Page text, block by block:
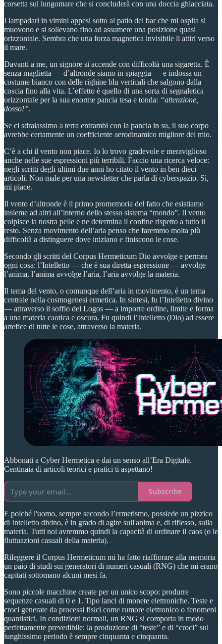
corsetta sul lungomare che si concluderà con una doccia ghiacciata.
I lampadari in vimini appesi sotto al patio del bar che mi ospita si
muovono e si sollevano fino ad assumere una posizione quasi
orizzontale. Sembra che una forza magnetica invisibile li attiri verso
il mare.
Davanti a me, un signore si accende con difficoltà una sigaretta. È
senza maglietta — d’altronde siamo in spiaggia — e indossa un
costume bianco con delle righine blu verticali che salgono dalla
coscia fino alla vita. L’effetto è quello di una sorta di segnaletica
orizzontale per la sua enorme pancia tesa e tonda: “attenzione,
dosso!”.
Se ci sdraiassimo a terra entrambi con la pancia in su, il suo corpo
avrebbe certamente un coefficiente aerodinamico migliore del mio.
C’è a chi il vento non piace. Io lo trovo gradevole e meraviglioso
anche nelle sue espressioni più terribili. Faccio una ricerca veloce:
negli scritti degli ultimi due anni ho citato il vento in ben dieci
articoli. Non male per una newsletter che parla di cyberspazio. Sì,
mi piace.
Il vento d’altronde è il primo promemoria del fatto che esistiamo
insieme ad altri all’interno dello stesso sistema “mondo”. Il vento
colpisce la nostra pelle e ne determina il confine rispetto a tutto il
resto. Senza movimento dell’aria penso che faremmo molta più
difficoltà a distinguere dove iniziano e finiscono le cose.
Secondo gli scritti del Corpus Hermeticum Dio avvolge e permea
ogni cosa: l’Intelletto — che è sua diretta espressione — avvolge
l’anima, l’anima avvolge l’aria, l’aria avvolge la materia.
Il tema del vento, o comunque dell’aria in movimento, è un tema
centrale nella cosmogenesi ermetica. In sintesi, fu l’Intelletto divino
— attraverso il soffio del Logos — a imporre ordine, limite e forma
a una materia caotica e oscura. Fu quindi l’Intelletto (Dio) ad essere
artefice di tutte le cose, attraverso la materia.
Abbonati a Cyber Hermetica e dai un senso all’Era Digitale.
Centinaia di articoli teorici e pratici ti aspettano!
Subscribe
E poiché l'uomo, sempre secondo l’ermetismo, possiede un pizzico
di Intelletto divino, è in grado di agire sull'anima e, di riflesso, sulla
materia. Tutti noi avremmo quindi la capacità di ordinare il caos (o le
fluttuazioni casuali della materia).
Rileggere il Corpus Hermeticum mi ha fatto riaffiorare alla memoria
un paio di studi sui generatori di numeri casuali (RNG) che mi erano
capitati sottomano alcuni mesi fa.
Sono piccole macchine create per un unico scopo: produrre
sequenze casuali di 0 e 1. Tipo lanci di monete elettroniche. Teste e
croci generate da processi fisici come rumore elettronico o fenomeni
quantistici. In condizioni normali, un RNG si comporta in modo
perfettamente prevedibile: la produzione di “teste” e di “croci” sul
lunghissimo periodo è sempre cinquanta e cinquanta.